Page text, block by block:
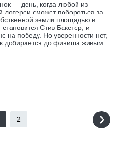
— день, когда любой из
лотереи сможет побороться за
земли площадью в
Стив Бакстер, и
на победу. Но уверенности нет,
добирается до финиша живым…
2